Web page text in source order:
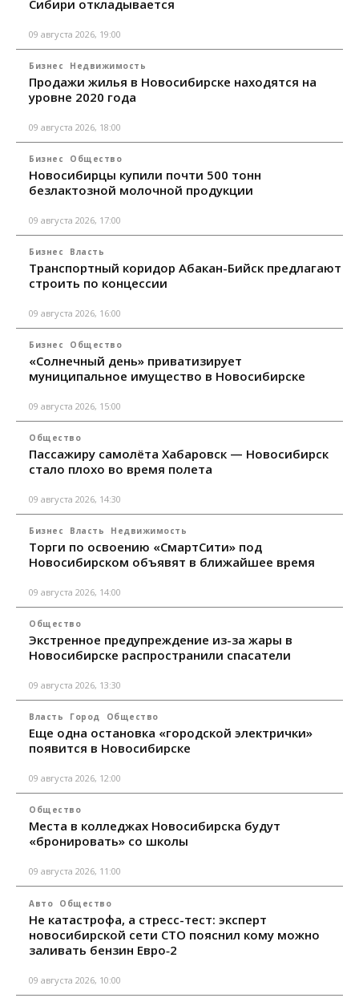
Сибири откладывается
09 августа 2026, 19:00
Бизнес Недвижимость
Продажи жилья в Новосибирске находятся на
уровне 2020 года
09 августа 2026, 18:00
Бизнес Общество
Новосибирцы купили почти 500 тонн
безлактозной молочной продукции
09 августа 2026, 17:00
Бизнес Власть
Транспортный коридор Абакан-Бийск предлагают
строить по концессии
09 августа 2026, 16:00
Бизнес Общество
«Солнечный день» приватизирует
муниципальное имущество в Новосибирске
09 августа 2026, 15:00
Общество
Пассажиру самолёта Хабаровск — Новосибирск
стало плохо во время полета
09 августа 2026, 14:30
Бизнес Власть Недвижимость
Торги по освоению «СмартСити» под
Новосибирском объявят в ближайшее время
09 августа 2026, 14:00
Общество
Экстренное предупреждение из-за жары в
Новосибирске распространили спасатели
09 августа 2026, 13:30
Власть Город Общество
Еще одна остановка «городской электрички»
появится в Новосибирске
09 августа 2026, 12:00
Общество
Места в колледжах Новосибирска будут
«бронировать» со школы
09 августа 2026, 11:00
Авто Общество
Не катастрофа, а стресс-тест: эксперт
новосибирской сети СТО пояснил кому можно
заливать бензин Евро‑2
09 августа 2026, 10:00